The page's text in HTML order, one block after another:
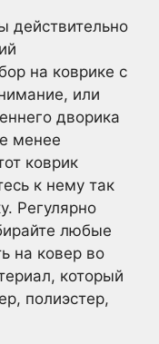
действительно
на коврике с
или
дворика
менее
коврик
к нему так
Регулярно
любые
на ковер во
который
полиэстер,